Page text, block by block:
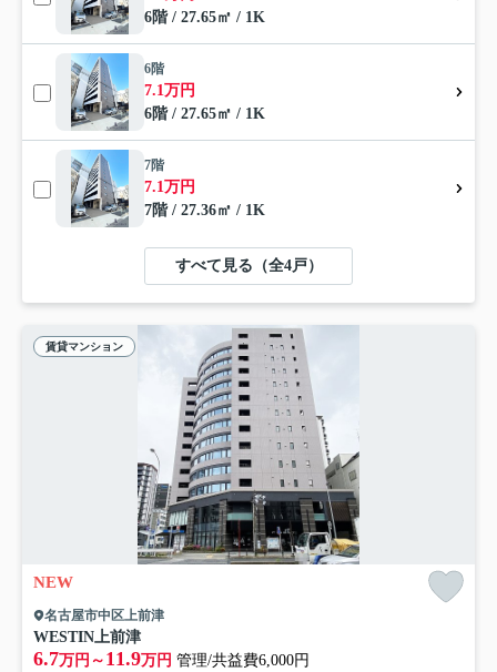
6階 / 27.65㎡ / 1K
6階
7.1万円
6階 / 27.65㎡ / 1K
7階
7.1万円
7階 / 27.36㎡ / 1K
すべて見る（全4戸）
賃貸マンション
NEW
名古屋市中区上前津
WESTIN上前津
6.7万円～ 11.9万円 管理/共益費6,000円